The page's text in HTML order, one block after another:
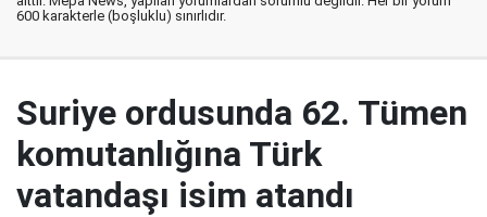
600 karakterle (boşluklu) sınırlıdır.
Suriye ordusunda 62. Tümen
komutanlığına Türk
vatandaşı isim atandı